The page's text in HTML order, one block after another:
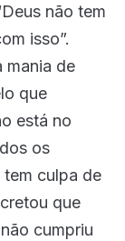
não tem
isso”.
mania de
que
está no
os
tem culpa de
que
cumpriu